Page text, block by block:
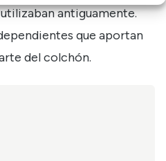
antiguamente.
que aportan
del colchón.